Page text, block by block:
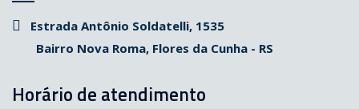
Estrada Antônio Soldatelli, 1535
Bairro Nova Roma, Flores da Cunha - RS
Horário de atendimento